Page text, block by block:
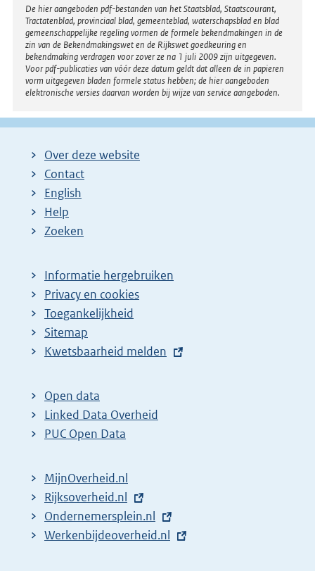
Disclaimer
De hier aangeboden pdf-bestanden van het Staatsblad, Staatscourant,
Tractatenblad, provinciaal blad, gemeenteblad, waterschapsblad en blad
gemeenschappelijke regeling vormen de formele bekendmakingen in de
zin van de Bekendmakingswet en de Rijkswet goedkeuring en
bekendmaking verdragen voor zover ze na 1 juli 2009 zijn uitgegeven.
Voor pdf-publicaties van vóór deze datum geldt dat alleen de in papieren
vorm uitgegeven bladen formele status hebben; de hier aangeboden
elektronische versies daarvan worden bij wijze van service aangeboden.
Over deze website
Contact
English
Help
Zoeken
Informatie hergebruiken
Privacy en cookies
Toegankelijkheid
Sitemap
E
t
e
r
l
i
n
k
Kwetsbaarheid melden
Open data
Linked Data Overheid
PUC Open Data
MijnOverheid.nl
E
x
t
Rijksoverheid.nl
E
x
Ondernemersplein.nl
E
Werkenbijdeoverheid.nl